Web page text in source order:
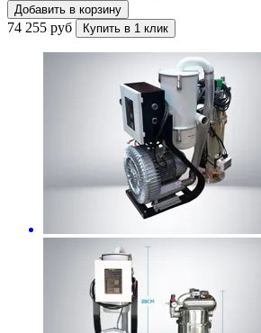
Добавить в корзину
74 255 руб Купить в 1 клик